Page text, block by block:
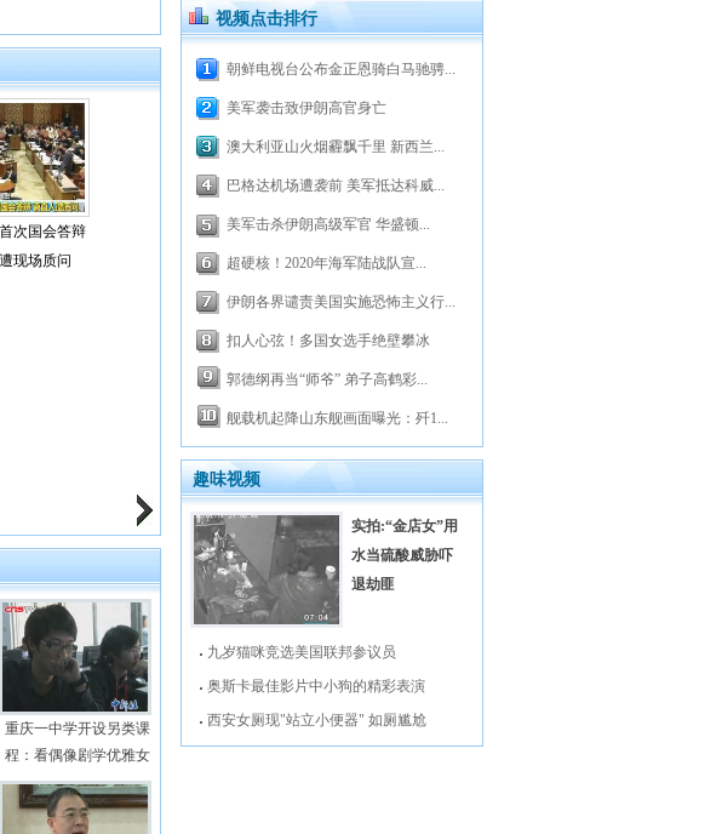
次国会答辩
现场质问
重庆一中学开设另类课
程：看偶像剧学优雅女
视频点击排行
朝鲜电视台公布金正恩骑白马驰骋...
美军袭击致伊朗高官身亡
澳大利亚山火烟霾飘千里 新西兰...
巴格达机场遭袭前 美军抵达科威...
美军击杀伊朗高级军官 华盛顿...
超硬核！2020年海军陆战队宣...
伊朗各界谴责美国实施恐怖主义行...
扣人心弦！多国女选手绝壁攀冰
郭德纲再当“师爷” 弟子高鹤彩...
舰载机起降山东舰画面曝光：歼1...
趣味视频
实拍:“金店女”用
水当硫酸威胁吓
退劫匪
九岁猫咪竞选美国联邦参议员
奥斯卡最佳影片中小狗的精彩表演
西安女厕现"站立小便器" 如厕尴尬